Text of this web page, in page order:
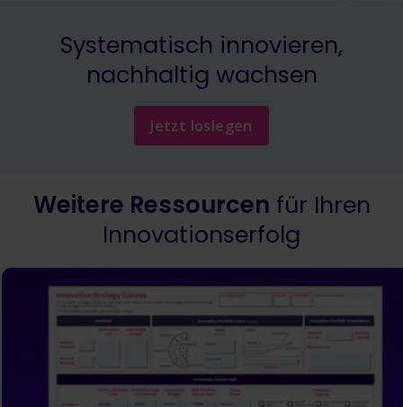
Systematisch innovieren,
nachhaltig wachsen
Jetzt loslegen
Weitere Ressourcen für Ihren
Innovationserfolg